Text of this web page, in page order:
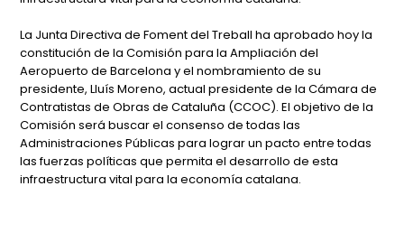
La Junta Directiva de Foment del Treball ha aprobado hoy la
constitución de la Comisión para la Ampliación del
Aeropuerto de Barcelona y el nombramiento de su
presidente, Lluís Moreno, actual presidente de la Cámara de
Contratistas de Obras de Cataluña (CCOC). El objetivo de la
Comisión será buscar el consenso de todas las
Administraciones Públicas para lograr un pacto entre todas
las fuerzas políticas que permita el desarrollo de esta
infraestructura vital para la economía catalana.